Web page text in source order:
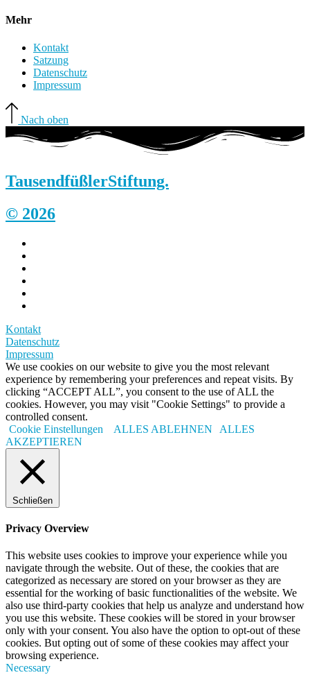
Mehr
Kontakt
Satzung
Datenschutz
Impressum
Nach oben
TausendfüßlerStiftung.
© 2026
Kontakt
Datenschutz
Impressum
We use cookies on our website to give you the most relevant
experience by remembering your preferences and repeat visits. By
clicking “ACCEPT ALL”, you consent to the use of ALL the
cookies. However, you may visit "Cookie Settings" to provide a
controlled consent.
Cookie Einstellungen
ALLES ABLEHNEN
ALLES
AKZEPTIEREN
Schließen
Privacy Overview
This website uses cookies to improve your experience while you
navigate through the website. Out of these, the cookies that are
categorized as necessary are stored on your browser as they are
essential for the working of basic functionalities of the website. We
also use third-party cookies that help us analyze and understand how
you use this website. These cookies will be stored in your browser
only with your consent. You also have the option to opt-out of these
cookies. But opting out of some of these cookies may affect your
browsing experience.
Necessary